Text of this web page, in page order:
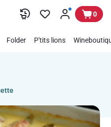
0
Folder P'tits lions